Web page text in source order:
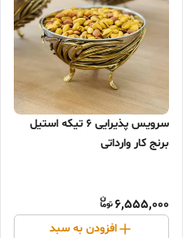
سرویس پذیرایی ۶ تیکه استیل
برنج کار وارداتی
6,555,000
افزودن به سبد